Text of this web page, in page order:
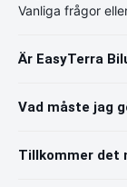
Vanliga frågor
Är EasyTerra
Vad måste jag
Tillkommer det